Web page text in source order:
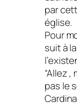
par
église.
Pour
suit à
“Allez ,
pas le